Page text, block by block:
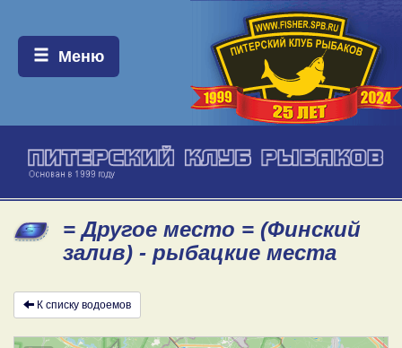
Меню:
Меню
= Другое место = (Финский
залив) - рыбацкие места
К списку водоемов